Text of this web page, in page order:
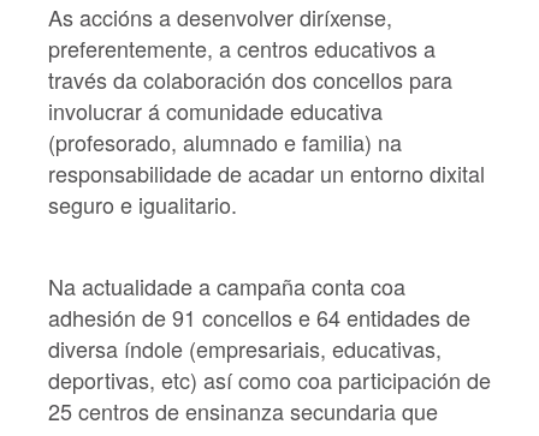
As accións a desenvolver diríxense,
preferentemente, a centros educativos a
través da colaboración dos concellos para
involucrar á comunidade educativa
(profesorado, alumnado e familia) na
responsabilidade de acadar un entorno dixital
seguro e igualitario.
Na actualidade a campaña conta coa
adhesión de 91 concellos e 64 entidades de
diversa índole (empresariais, educativas,
deportivas, etc) así como coa participación de
25 centros de ensinanza secundaria que